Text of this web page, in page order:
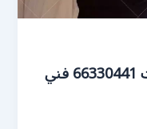
فني تركيب ستائر هندي الكويت 66330441 فني